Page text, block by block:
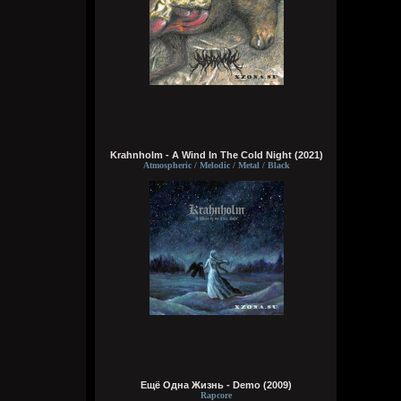
мозг что-то типа ии из гугла ловил с
ответами на любые поставленные мной
вопросы
Wirtuozik
Вчера в 20:39:10
что не смогу, есть, бухать, трахаться.
Зато можно мыслить хрен знает сколько,
тебя обновить, типа пока тело робота
отключается, разум не умирает. Почему
до сих пор не создали такую хуйню?
Приходится недолго жить и умирать
Bestial
Вчера в 20:36:12
сразу понял чьих рук дело. аббалбиск и
Krahnholm - A Wind In The Cold Night (2021)
Atmospheric / Melodic / Metal / Black
Ещё Одна Жизнь - Demo (2009)
Rapcore